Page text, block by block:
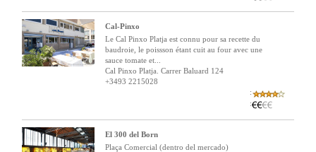
Cal-Pinxo
Le Cal Pinxo Platja est connu pour sa recette du
baudroie, le poissson étant cuit au four avec une
sauce tomate et...
Cal Pinxo Platja. Carrer Baluard 124
+3493 2215028
:
:
El 300 del Born
Plaça Comercial (dentro del mercado)